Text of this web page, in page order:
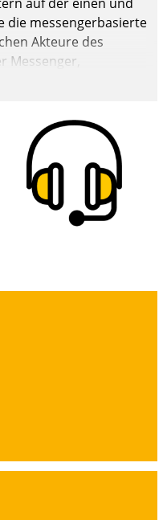
die messengerbasierte
Akteure des
Messenger,
oder